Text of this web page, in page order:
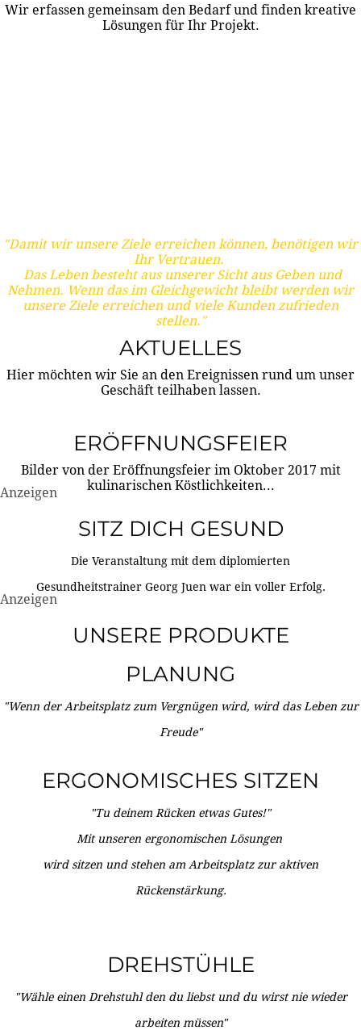
Wir erfassen gemeinsam den Bedarf und finden kreative
Lösungen für Ihr Projekt.
"Damit wir unsere Ziele erreichen können, benötigen wir
Ihr Vertrauen.
Das Leben besteht aus unserer Sicht aus Geben und
Nehmen. Wenn das im Gleichgewicht bleibt werden wir
unsere Ziele erreichen und viele Kunden zufrieden
stellen."
AKTUELLES
Hier möchten wir Sie an den Ereignissen rund um unser
Geschäft teilhaben lassen.
ERÖFFNUNGSFEIER
Bilder von der Eröffnungsfeier im Oktober 2017 mit
kulinarischen Köstlichkeiten...
Anzeigen
SITZ DICH GESUND
Die Veranstaltung mit dem diplomierten
Gesundheitstrainer Georg Juen war ein voller Erfolg.
Anzeigen
UNSERE PRODUKTE
PLANUNG
"Wenn der Arbeitsplatz zum Vergnügen wird, wird das Leben zur
Freude"
ERGONOMISCHES SITZEN
"Tu deinem Rücken etwas Gutes!"
Mit unseren ergonomischen Lösungen
wird sitzen und stehen am Arbeitsplatz zur aktiven
Rückenstärkung.
DREHSTÜHLE
"Wähle einen Drehstuhl den du liebst und du wirst nie wieder
arbeiten müssen"